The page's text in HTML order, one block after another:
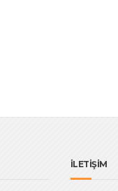
İLETİŞİM